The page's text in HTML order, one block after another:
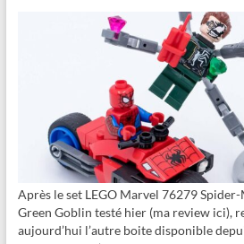
Après le set LEGO Marvel 76279 Spider-
Green Goblin testé hier (ma review ici),
aujourd’hui l’autre boite disponible